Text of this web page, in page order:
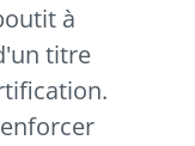
à
titre